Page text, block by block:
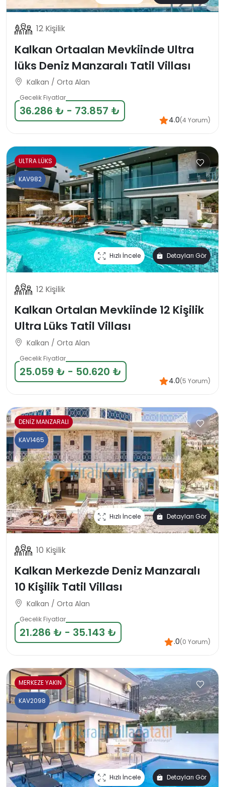
12 Kişilik
Kalkan Ortaalan Mevkiinde Ultra
lüks Deniz Manzaralı Tatil Villası
Kalkan / Orta Alan
Gecelik Fiyatlar
36.286 ₺ - 73.857 ₺
4.0(4 Yorum)
ULTRA LÜKS
Hızlı İncele Detayları Gör
KAV982
12 Kişilik
Kalkan Ortalan Mevkiinde 12 Kişilik
Ultra Lüks Tatil Villası
Kalkan / Orta Alan
Gecelik Fiyatlar
25.059 ₺ - 50.620 ₺
4.0(5 Yorum)
DENİZ MANZARALI
Hızlı İncele Detayları Gör
KAV1465
10 Kişilik
Kalkan Merkezde Deniz Manzaralı
10 Kişilik Tatil Villası
Kalkan / Orta Alan
Gecelik Fiyatlar
21.286 ₺ - 35.143 ₺
.0(0 Yorum)
MERKEZE YAKIN
Hızlı İncele Detayları Gör
KAV2098